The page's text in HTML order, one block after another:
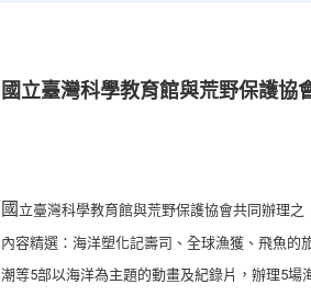
國立臺灣科學教育館與荒野保護協
國 立臺灣科學教育館與荒野保護協會共同辦理之
內容精選：海洋塑化記壽司、全球漁獲、飛魚的
潮等5部以海洋為主題的動畫及紀錄片，辦理5場